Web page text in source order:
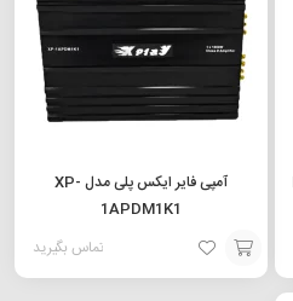
آمپی فایر ایکس پلی مدل XP-
1APDM1K1
تماس بگیرید
افزودن